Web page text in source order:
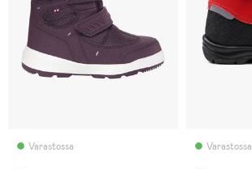
Varastossa Varastossa